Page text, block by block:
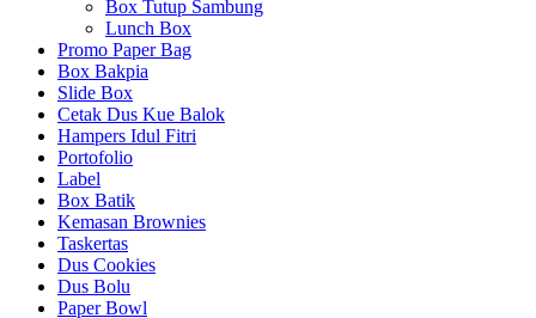
Box Tutup Sambung
Lunch Box
Promo Paper Bag
Box Bakpia
Slide Box
Cetak Dus Kue Balok
Hampers Idul Fitri
Portofolio
Label
Box Batik
Kemasan Brownies
Taskertas
Dus Cookies
Dus Bolu
Paper Bowl